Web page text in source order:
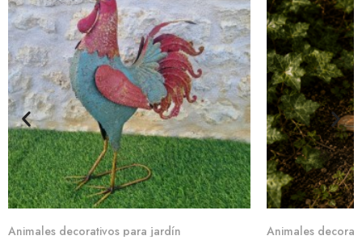
Aperçu rapide
Animales decorativos para jardín Animales